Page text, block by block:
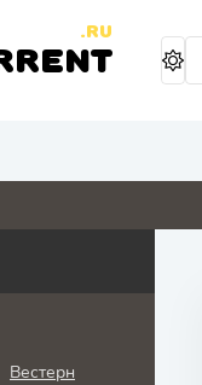
.RU
4.8 5.1
Вестерн